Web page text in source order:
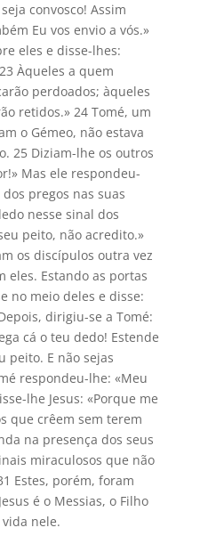
convosco! Assim
Eu vos envio a vós.»
eles e disse-lhes:
Àqueles a quem
perdoados; àqueles
retidos.» 24 Tomé, um
o Gémeo, não estava
25 Diziam-lhe os outros
Mas ele respondeu-
pregos nas suas
nesse sinal dos
peito, não acredito.»
os discípulos outra vez
eles. Estando as portas
no meio deles e disse:
dirigiu-se a Tomé:
cá o teu dedo! Estende
peito. E não sejas
respondeu-lhe: «Meu
lhe Jesus: «Porque me
que crêem sem terem
na presença dos seus
miraculosos que não
Estes, porém, foram
é o Messias, o Filho
nele.